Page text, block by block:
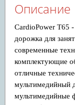
Настольный
Бильярдные
Минифутбол(4)
Аэрохоккей
Баскетбольные
Описание
CardioPower T65 -
дорожка для
современные
комплектующие
отличные
мультимедийный
мультимедийные